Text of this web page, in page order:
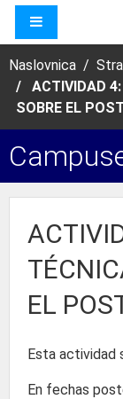
Preskoči na sadržaj
Naslovnica
ACTIVIDAD
SOBRE EL
EL
Esta actividad
En fechas